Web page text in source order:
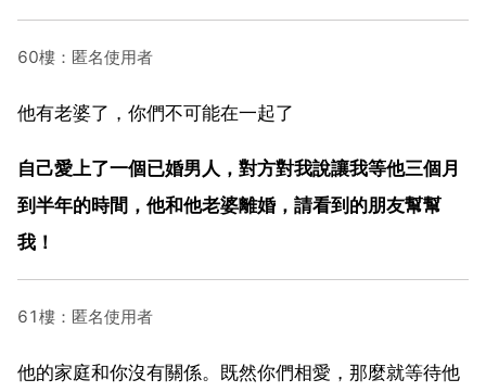
60樓：匿名使用者
他有老婆了，你們不可能在一起了
自己愛上了一個已婚男人，對方對我說讓我等他三個月
到半年的時間，他和他老婆離婚，請看到的朋友幫幫
我！
61樓：匿名使用者
他的家庭和你沒有關係。既然你們相愛，那麼就等待他